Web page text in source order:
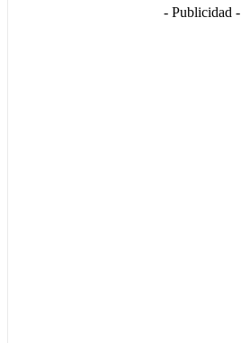
- Publicidad -